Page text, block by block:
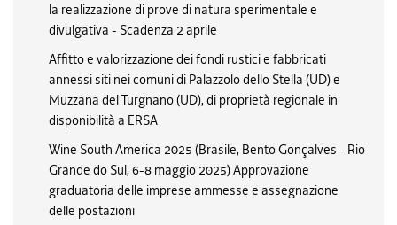
la realizzazione di prove di natura sperimentale e
divulgativa - Scadenza 2 aprile
Affitto e valorizzazione dei fondi rustici e fabbricati
annessi siti nei comuni di Palazzolo dello Stella (UD) e
Muzzana del Turgnano (UD), di proprietà regionale in
disponibilità a ERSA
Wine South America 2025 (Brasile, Bento Gonçalves - Rio
Grande do Sul, 6-8 maggio 2025) Approvazione
graduatoria delle imprese ammesse e assegnazione
delle postazioni